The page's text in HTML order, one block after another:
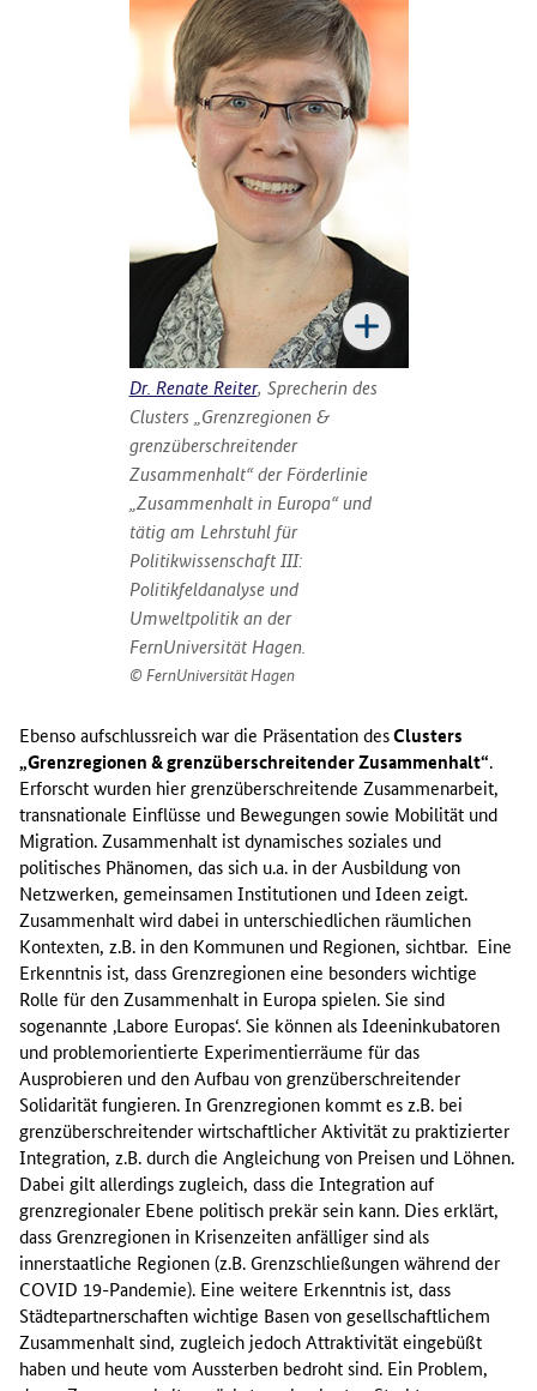
Dr. Renate Reiter, Sprecherin des
Clusters „Grenzregionen &
grenzüberschreitender
Zusammenhalt“ der Förderlinie
„Zusammenhalt in Europa“ und
tätig am Lehrstuhl für
Politikwissenschaft III:
Politikfeldanalyse und
Umweltpolitik an der
FernUniversität Hagen.
FernUniversität Hagen
Ebenso aufschlussreich war die Präsentation desClusters
„Grenzregionen & grenzüberschreitender Zusammenhalt“.
Erforscht wurden hier grenzüberschreitende Zusammenarbeit,
transnationale Einflüsse und Bewegungen sowie Mobilität und
Migration. Zusammenhalt ist dynamisches soziales und
politisches Phänomen, das sich u.a. in der Ausbildung von
Netzwerken, gemeinsamen Institutionen und Ideen zeigt.
Zusammenhalt wird dabei in unterschiedlichen räumlichen
Kontexten, z.B. in den Kommunen und Regionen, sichtbar. Eine
Erkenntnis ist, dass Grenzregionen eine besonders wichtige
Rolle für den Zusammenhalt in Europa spielen. Sie sind
sogenannte ‚Labore Europas‘. Sie können als Ideeninkubatoren
und problemorientierte Experimentierräume für das
Ausprobieren und den Aufbau von grenzüberschreitender
Solidarität fungieren. In Grenzregionen kommt es z.B. bei
grenzüberschreitender wirtschaftlicher Aktivität zu praktizierter
Integration, z.B. durch die Angleichung von Preisen und Löhnen.
Dabei gilt allerdings zugleich, dass die Integration auf
grenzregionaler Ebene politisch prekär sein kann. Dies erklärt,
dass Grenzregionen in Krisenzeiten anfälliger sind als
innerstaatliche Regionen (z.B. Grenzschließungen während der
COVID 19-Pandemie). Eine weitere Erkenntnis ist, dass
Städtepartnerschaften wichtige Basen von gesellschaftlichem
Zusammenhalt sind, zugleich jedoch Attraktivität eingebüßt
haben und heute vom Aussterben bedroht sind. Ein Problem,